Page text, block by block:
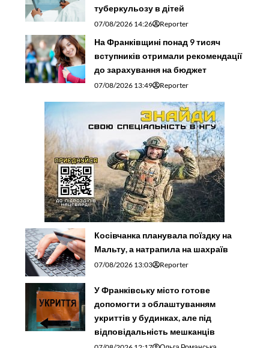
туберкульозу в дітей
07/08/2026 14:26 Reporter
На Франківщині понад 9 тисяч
вступників отримали рекомендації
до зарахування на бюджет
07/08/2026 13:49 Reporter
Косівчанка планувала поїздку на
Мальту, а натрапила на шахраїв
07/08/2026 13:03 Reporter
У Франківську місто готове
допомогти з облаштуванням
укриттів у будинках, але під
відповідальність мешканців